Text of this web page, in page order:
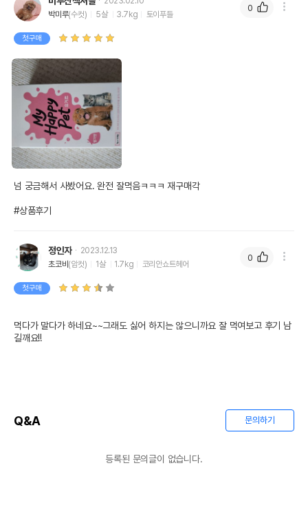
상품 필수 정보
품명 및 모델명
(5g X 12개입)
법에 의한 인증,허가 등을
받았음을 확인할수 있는
제조국 또는 원산지 대한민국
전화번호
이후인 상품이 출고됩니다.
박미루(수컷) 5살 3.7kg 토이푸들
첫구매
넘 궁금해서 사봤어요. 완전 잘먹음ㅋㅋㅋ 재구매각
#상품후기
0
정인자
2023.12.13
초코비 (암컷) 1살 1.7kg 코리안쇼트헤어
첫구매
먹다가 말다가 하네요~~그래도 싫어 하지는 않으니까요 잘 먹여보고 후기 남
길깨요!!
0
Q&A 문의하기
등록된 문의글이 없습니다.